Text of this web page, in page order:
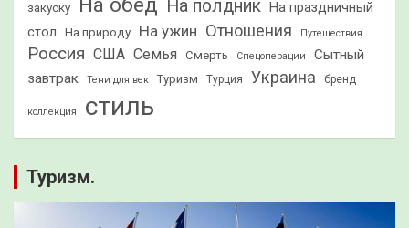
закуску На обед На полдник На праздничный
стол
На природу На ужин Отношения Путешествия
Россия США Семья Смерть Спецоперации
Сытный
завтрак
Тени для век Туризм Турция Украина бренд
коллекция стиль
Туризм.